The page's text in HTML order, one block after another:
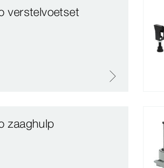
verstelvoetset
zaaghulp